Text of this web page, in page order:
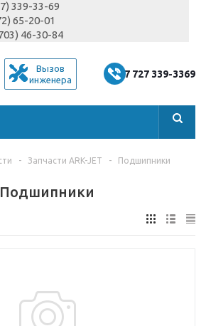
339-33-69
65-20-01
46-30-84
Вызов
инженера
+7 727 339-3369
- Запчасти ARK-JET - Подшипники
Подшипники